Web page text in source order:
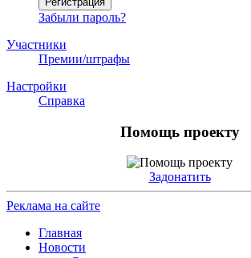
Забыли пароль?
Участники
Премии/штрафы
Настройки
Справка
Помощь проекту
Задонатить
Реклама на сайте
Главная
Новости